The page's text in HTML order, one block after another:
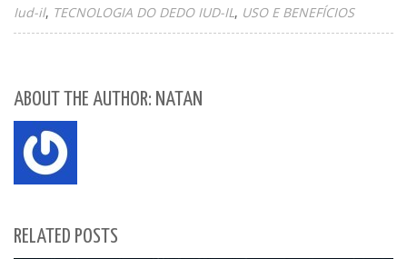
Iud-il TECNOLOGIA DO DEDO IUD-IL USO E BENEFÍCIOS
ABOUT THE AUTHOR: NATAN
RELATED POSTS